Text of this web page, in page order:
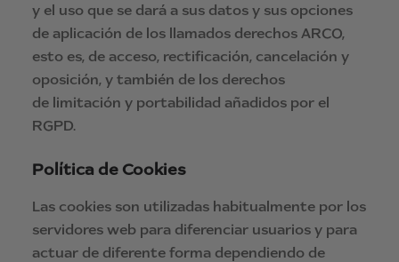
y el uso que se dará a sus datos y sus opciones
de aplicación de los llamados derechos ARCO,
esto es, de acceso, rectificación, cancelación y
oposición, y también de los derechos
de limitación y portabilidad añadidos por el
RGPD.
Política de Cookies
Las cookies son utilizadas habitualmente por los
servidores web para diferenciar usuarios y para
actuar de diferente forma dependiendo de